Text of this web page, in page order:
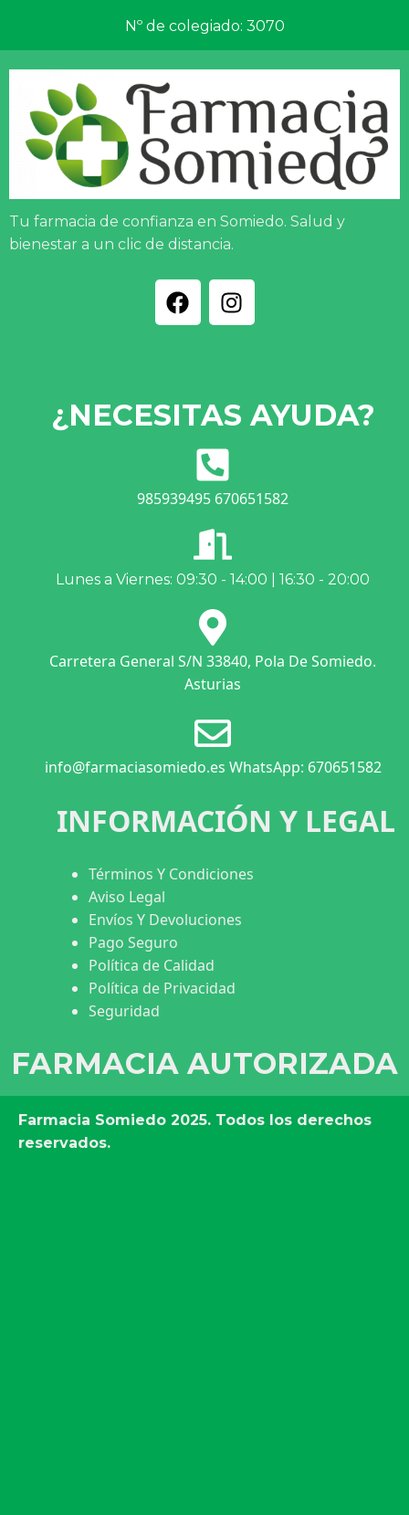
Nº de colegiado: 3070
Tu farmacia de confianza en Somiedo. Salud y
bienestar a un clic de distancia.
¿NECESITAS AYUDA?
985939495 670651582
Lunes a Viernes: 09:30 - 14:00 | 16:30 - 20:00
Carretera General S/N 33840, Pola De Somiedo.
Asturias
info@farmaciasomiedo.es WhatsApp: 670651582
INFORMACIÓN Y LEGAL
Términos Y Condiciones
Aviso Legal
Envíos Y Devoluciones
Pago Seguro
Política de Calidad
Política de Privacidad
Seguridad
FARMACIA AUTORIZADA
Farmacia Somiedo 2025. Todos los derechos
reservados.